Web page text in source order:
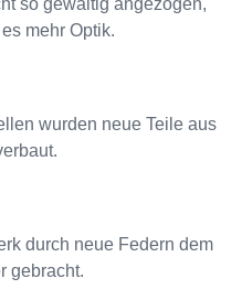
so gewaltig angezogen,
mehr Optik.
wurden neue Teile aus
durch neue Federn dem
gebracht.